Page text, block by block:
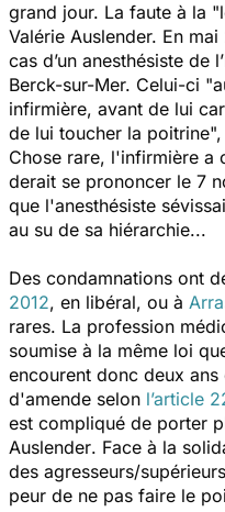
grand jour. La faute à la
Valérie Auslender. En mai
cas d’un anesthésiste de
Berck-sur-Mer. Celui-ci
infirmière, avant de lui
de lui toucher la poitrine",
Chose rare, l'infirmière a
derait se prononcer le 7
que l'anesthésiste
au su de sa hiérarchie...
Des condamnations ont
2012, en libéral, ou à
rares. La profession
soumise à la même loi
encourent donc deux
d'amende selon l’article
est compliqué de porter
Auslender. Face à la
des agresseurs/
peur de ne pas faire le